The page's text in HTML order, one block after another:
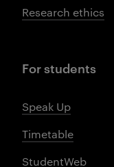
Research ethics
For students
Speak Up
Timetable
StudentWeb